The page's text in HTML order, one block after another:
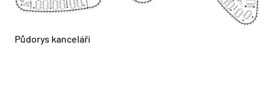
Půdorys kanceláří